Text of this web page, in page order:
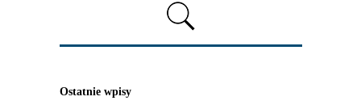
Ostatnie wpisy